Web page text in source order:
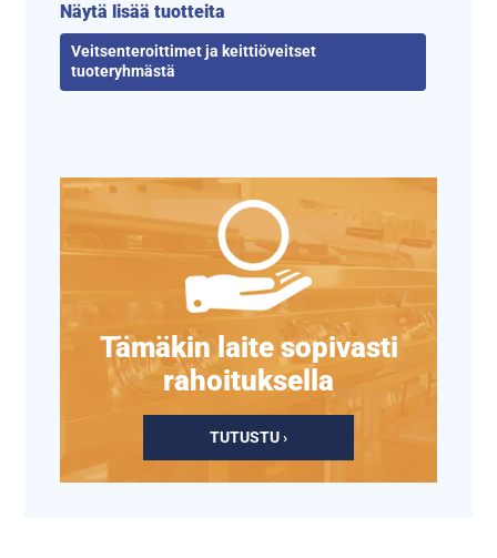
Näytä lisää tuotteita
Veitsenteroittimet ja keittiöveitset
tuoteryhmästä
Tämäkin laite sopivasti
rahoituksella
TUTUSTU ›